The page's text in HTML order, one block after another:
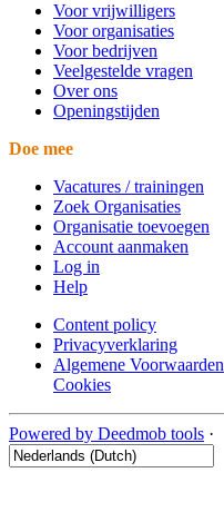
Voor vrijwilligers
Voor organisaties
Voor bedrijven
Veelgestelde vragen
Over ons
Openingstijden
Doe mee
Vacatures / trainingen
Zoek Organisaties
Organisatie toevoegen
Account aanmaken
Log in
Help
Content policy
Privacyverklaring
Algemene Voorwaarden
Cookies
Powered by Deedmob tools ·